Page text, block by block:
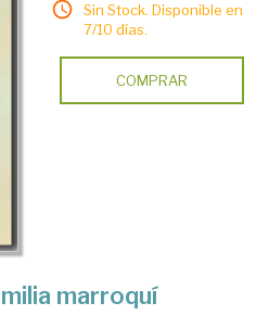
Sin Stock. Disponible en
7/10 días.
COMPRAR
marroquí